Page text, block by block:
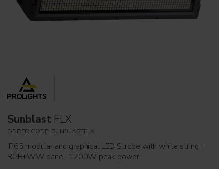
Sunblast FLX
ORDER CODE: SUNBLASTFLX
IP65 modular and graphical LED Strobe with white string +
RGB+WW panel, 1200W peak power